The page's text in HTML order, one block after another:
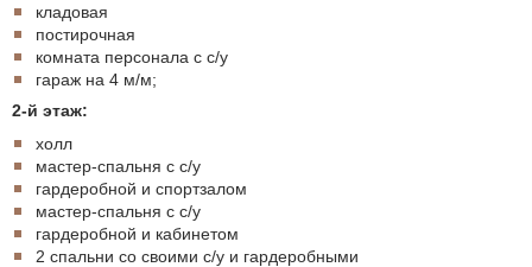
кладовая
постирочная
комната персонала с с/у
гараж на 4 м/м;
2-й этаж:
холл
мастер-спальня с с/у
гардеробной и спортзалом
мастер-спальня с с/у
гардеробной и кабинетом
2 спальни со своими с/у и гардеробными